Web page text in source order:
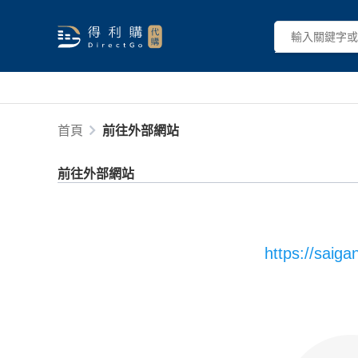
首頁 前往外部網站
前往外部網站
https://